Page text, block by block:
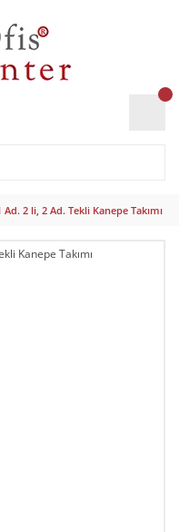
2 li, 2 Ad. Tekli Kanepe Takımı